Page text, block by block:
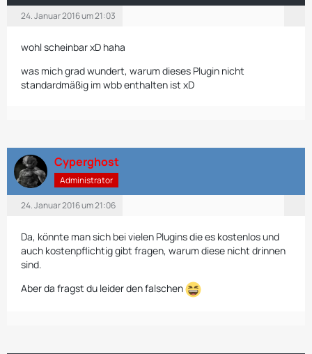
24. Januar 2016 um 21:03
wohl scheinbar xD haha
was mich grad wundert, warum dieses Plugin nicht
standardmäßig im wbb enthalten ist xD
Cyperghost
Administrator
24. Januar 2016 um 21:06
Da, könnte man sich bei vielen Plugins die es kostenlos und
auch kostenpflichtig gibt fragen, warum diese nicht drinnen
sind.
Aber da fragst du leider den falschen